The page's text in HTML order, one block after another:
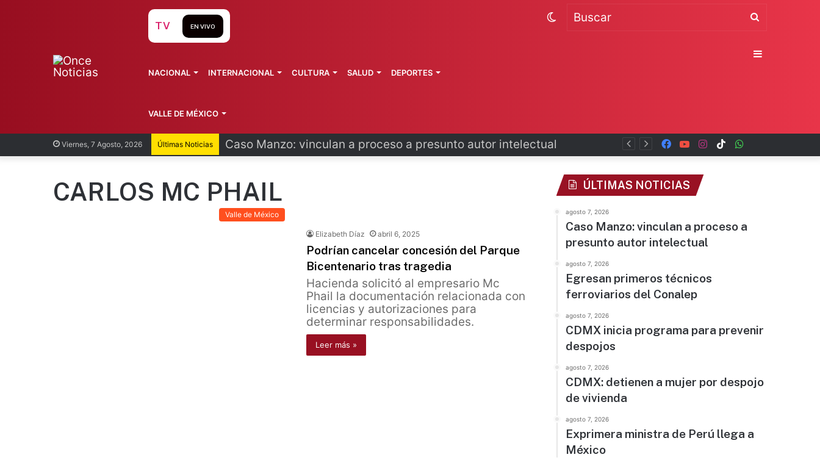
Viernes, 7 Agosto, 2026 Últimas Noticias Caso Manzo: vinculan a proceso a presunto autor intelectual TikTok
Instagram
YouTube
Facebook
TV EN VIVO
NACIONAL INTERNACIONAL CULTURA SALUD DEPORTES
VALLE DE MÉXICO
Switch
CARLOS MC PHAIL
Valle de México
Elizabeth Díaz abril 6, 2025
Podrían cancelar concesión del Parque
Bicentenario tras tragedia
Hacienda solicitó al empresario Mc
Phail la documentación relacionada con
licencias y autorizaciones para
determinar responsabilidades.
Leer más »
ÚLTIMAS NOTICIAS
agosto 7, 2026
Caso Manzo: vinculan a proceso a
presunto autor intelectual
agosto 7, 2026
Egresan primeros técnicos
ferroviarios del Conalep
agosto 7, 2026
CDMX inicia programa para prevenir
despojos
agosto 7, 2026
CDMX: detienen a mujer por despojo
de vivienda
agosto 7, 2026
Exprimera ministra de Perú llega a
México